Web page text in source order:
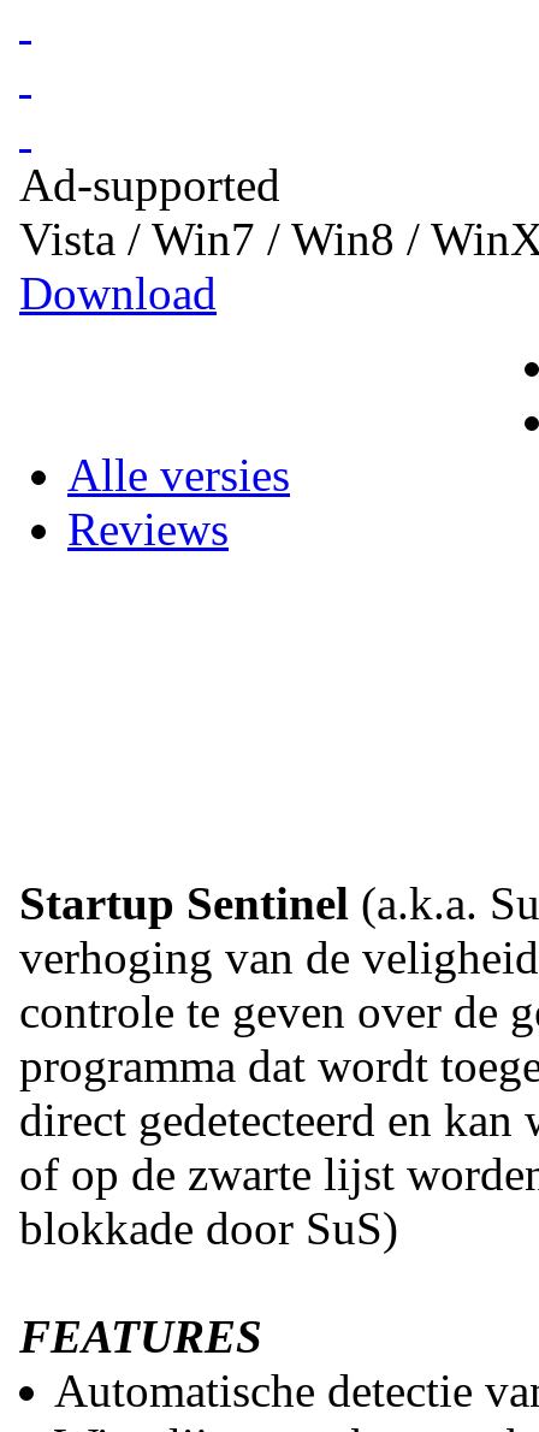
Ad-supported
Vista / Win7 / Win8 /
Download
Alle versies
Reviews
Startup Sentinel (a.k.a.
verhoging van de
controle te geven over de
programma dat wordt
direct gedetecteerd en
of op de zwarte lijst
blokkade door SuS)
FEATURES
Automatische detectie